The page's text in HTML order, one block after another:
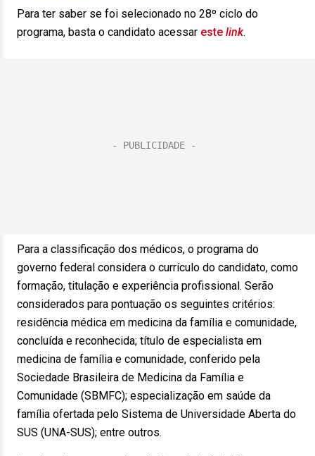
Para ter saber se foi selecionado no 28º ciclo do
programa, basta o candidato acessar este link.
Para a classificação dos médicos, o programa do
governo federal considera o currículo do candidato, como
formação, titulação e experiência profissional. Serão
considerados para pontuação os seguintes critérios:
residência médica em medicina da família e comunidade,
concluída e reconhecida; título de especialista em
medicina de família e comunidade, conferido pela
Sociedade Brasileira de Medicina da Família e
Comunidade (SBMFC); especialização em saúde da
família ofertada pelo Sistema de Universidade Aberta do
SUS (UNA-SUS); entre outros.